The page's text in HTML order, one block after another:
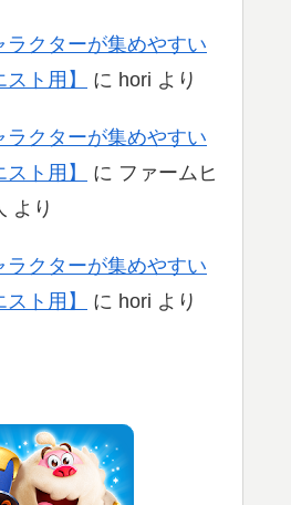
ラクターが集めやすい
ト用】
に hori より
ラクターが集めやすい
ト用】
に ファームヒ
より
ラクターが集めやすい
ト用】
に hori より